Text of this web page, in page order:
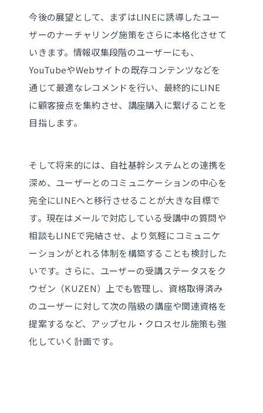
今後の展望として、まずはLINEに誘導したユー
ザーのナーチャリング施策をさらに本格化させて
いきます。情報収集段階のユーザーにも、
YouTubeやWebサイトの既存コンテンツなどを
通じて最適なレコメンドを行い、最終的にLINE
に顧客接点を集約させ、講座購入に繋げることを
目指します。
そして将来的には、自社基幹システムとの連携を
深め、ユーザーとのコミュニケーションの中心を
完全にLINEへと移行させることが大きな目標で
す。現在はメールで対応している受講中の質問や
相談もLINEで完結させ、より気軽にコミュニケ
ーションがとれる体制を構築することも検討した
いです。さらに、ユーザーの受講ステータスをク
ウゼン（KUZEN）上でも管理し、資格取得済み
のユーザーに対して次の階級の講座や関連資格を
提案するなど、アップセル・クロスセル施策も強
化していく計画です。